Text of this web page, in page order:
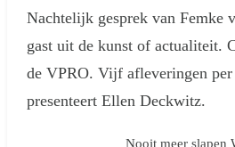
Nachtelijk gesprek van Femke
gast uit de kunst of actualiteit.
de VPRO. Vijf afleveringen
presenteert Ellen Deckwitz.
Nooit meer slapen